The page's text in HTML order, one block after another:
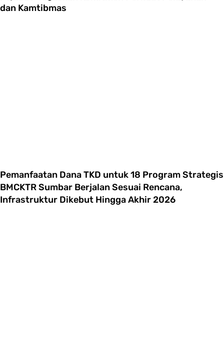
dan Kamtibmas
Pemanfaatan Dana TKD untuk 18 Program Strategis
BMCKTR Sumbar Berjalan Sesuai Rencana,
Infrastruktur Dikebut Hingga Akhir 2026